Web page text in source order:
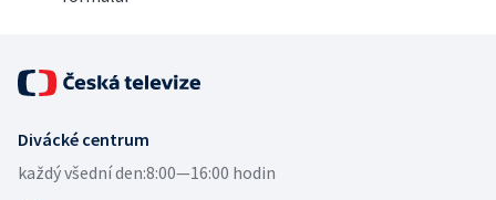
Divácké centrum
každý všední den:8:00—16:00 hodin